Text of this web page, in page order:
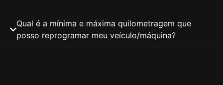
Qual é a mínima e máxima quilometragem que
posso reprogramar meu veículo/máquina?